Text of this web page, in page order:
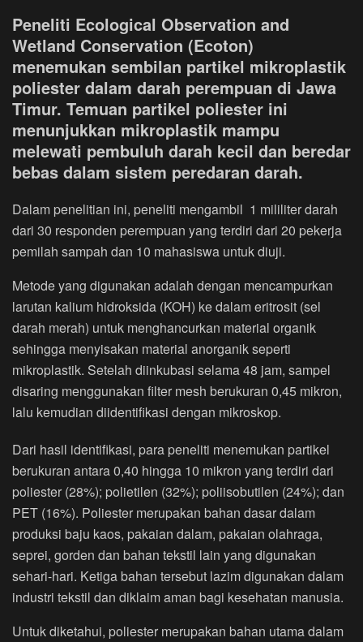
Peneliti Ecological Observation and
Wetland Conservation (Ecoton)
menemukan sembilan partikel mikroplastik
poliester dalam darah perempuan di Jawa
Timur. Temuan partikel poliester ini
menunjukkan mikroplastik mampu
melewati pembuluh darah kecil dan beredar
bebas dalam sistem peredaran darah.
Dalam penelitian ini, peneliti mengambil 1 mililiter darah
dari 30 responden perempuan yang terdiri dari 20 pekerja
pemilah sampah dan 10 mahasiswa untuk diuji.
Metode yang digunakan adalah dengan mencampurkan
larutan kalium hidroksida (KOH) ke dalam eritrosit (sel
darah merah) untuk menghancurkan material organik
sehingga menyisakan material anorganik seperti
mikroplastik. Setelah diinkubasi selama 48 jam, sampel
disaring menggunakan filter mesh berukuran 0,45 mikron,
lalu kemudian diidentifikasi dengan mikroskop.
Dari hasil identifikasi, para peneliti menemukan partikel
berukuran antara 0,40 hingga 10 mikron yang terdiri dari
poliester (28%); polietilen (32%); poliisobutilen (24%); dan
PET (16%). Poliester merupakan bahan dasar dalam
produksi baju kaos, pakaian dalam, pakaian olahraga,
seprei, gorden dan bahan tekstil lain yang digunakan
sehari-hari. Ketiga bahan tersebut lazim digunakan dalam
industri tekstil dan diklaim aman bagi kesehatan manusia.
Untuk diketahui, poliester merupakan bahan utama dalam